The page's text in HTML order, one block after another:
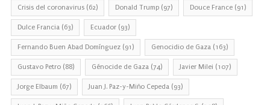
Crisis del coronavirus (62) Donald Trump (97) Douce France (91)
Dulce Francia (63) Ecuador (93)
Fernando Buen Abad Domínguez (91) Genocidio de Gaza (163)
Gustavo Petro (88) Génocide de Gaza (74) Javier Milei (107)
Jorge Elbaum (67) Juan J. Paz-y-Miño Cepeda (93)